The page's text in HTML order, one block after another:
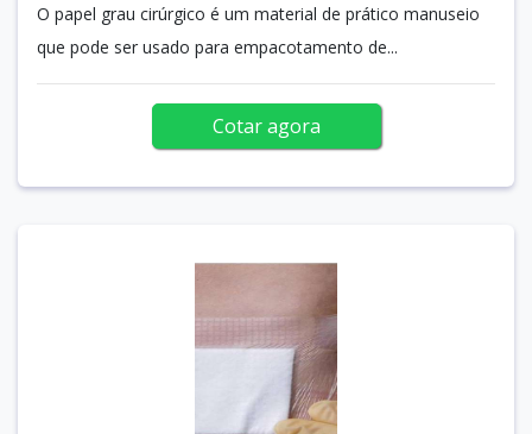
O papel grau cirúrgico é um material de prático manuseio
que pode ser usado para empacotamento de...
Cotar agora